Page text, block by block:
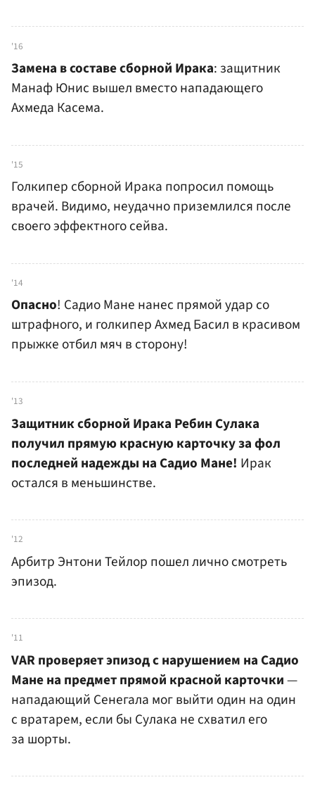
'16
Замена в составе сборной Ирака: защитник
Манаф Юнис вышел вместо нападающего
Ахмеда Касема.
'15
Голкипер сборной Ирака попросил помощь
врачей. Видимо, неудачно приземлился после
своего эффектного сейва.
'14
Опасно! Садио Мане нанес прямой удар со
штрафного, и голкипер Ахмед Басил в красивом
прыжке отбил мяч в сторону!
'13
Защитник сборной Ирака Ребин Сулака
получил прямую красную карточку за фол
последней надежды на Садио Мане! Ирак
остался в меньшинстве.
'12
Арбитр Энтони Тейлор пошел лично смотреть
эпизод.
'11
VAR проверяет эпизод с нарушением на Садио
Мане на предмет прямой красной карточки—
нападающий Сенегала мог выйти один на один
с вратарем, если бы Сулака не схватил его
за шорты.